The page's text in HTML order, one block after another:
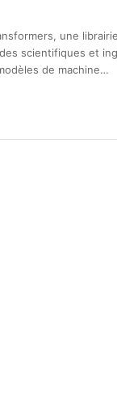
une
scientifiques et
de machine…